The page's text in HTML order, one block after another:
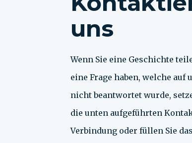
uns
Wenn Sie eine Geschichte
eine Frage haben, welche auf
nicht beantwortet wurde,
die unten aufgeführten
Verbindung oder füllen Sie